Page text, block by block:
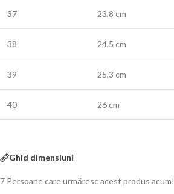
37 23,8 cm
38 24,5 cm
39 25,3 cm
40 26 cm
Ghid dimensiuni
7 Persoane care urmăresc acest produs acum!